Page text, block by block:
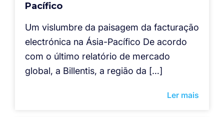
Pacífico
Um vislumbre da paisagem da facturação
electrónica na Ásia-Pacífico De acordo
com o último relatório de mercado
global, a Billentis, a região da […]
Ler mais